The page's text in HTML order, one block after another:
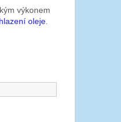
výkonem
oleje